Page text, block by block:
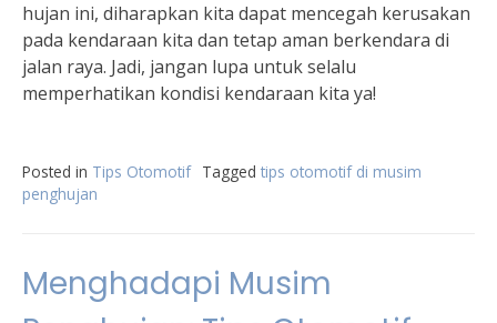
hujan ini, diharapkan kita dapat mencegah kerusakan
pada kendaraan kita dan tetap aman berkendara di
jalan raya. Jadi, jangan lupa untuk selalu
memperhatikan kondisi kendaraan kita ya!
Posted in Tips Otomotif Tagged tips otomotif di musim
penghujan
Menghadapi Musim